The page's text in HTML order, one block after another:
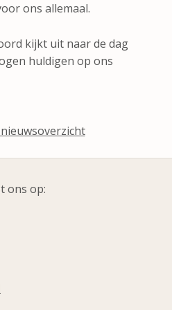
ons allemaal.
kijkt uit naar de dag
huldigen op ons
ons op: